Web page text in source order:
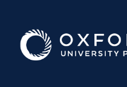
contenido